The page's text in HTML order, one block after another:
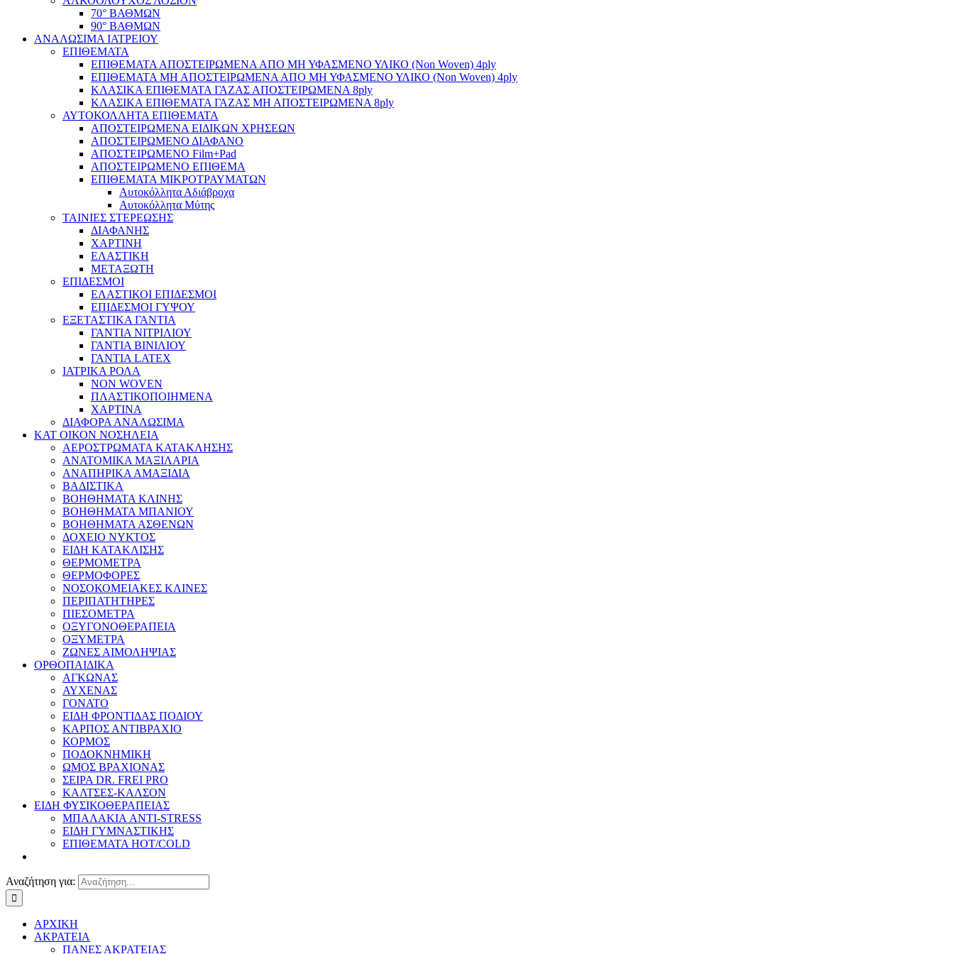
70° ΒΑΘΜΩΝ
90° ΒΑΘΜΩΝ
ΑΝΑΛΩΣΙΜΑ ΙΑΤΡΕΙΟΥ
ΕΠΙΘΕΜΑΤΑ
ΕΠΙΘΕΜΑΤΑ ΑΠΟΣΤΕΙΡΩΜΕΝΑ ΑΠΟ ΜΗ ΥΦΑΣΜΕΝΟ ΥΛΙΚΟ (Non Woven) 4ply
ΕΠΙΘΕΜΑΤΑ ΜΗ ΑΠΟΣΤΕΙΡΩΜΕΝΑ ΑΠΟ ΜΗ ΥΦΑΣΜΕΝΟ ΥΛΙΚΟ (Non Woven) 4ply
ΚΛΑΣΙΚΑ ΕΠΙΘΕΜΑΤΑ ΓΑΖΑΣ ΑΠΟΣΤΕΙΡΩΜΕΝΑ 8ply
ΚΛΑΣΙΚΑ ΕΠΙΘΕΜΑΤΑ ΓΑΖΑΣ ΜΗ ΑΠΟΣΤΕΙΡΩΜΕΝΑ 8ply
ΑΥΤΟΚΟΛΛΗΤΑ ΕΠΙΘΕΜΑΤΑ
ΑΠΟΣΤΕΙΡΩΜΕΝΑ ΕΙΔΙΚΩΝ ΧΡΗΣΕΩΝ
ΑΠΟΣΤΕΙΡΩΜΕΝΟ ΔΙΑΦΑΝΟ
ΑΠΟΣΤΕΙΡΩΜΕΝΟ Film+Pad
ΑΠΟΣΤΕΙΡΩΜΕΝΟ ΕΠΙΘΕΜΑ
ΕΠΙΘΕΜΑΤΑ ΜΙΚΡΟΤΡΑΥΜΑΤΩΝ
Αυτοκόλλητα Αδιάβροχα
Αυτοκόλλητα Μύτης
ΤΑΙΝΙΕΣ ΣΤΕΡΕΩΣΗΣ
ΔΙΑΦΑΝΗΣ
ΧΑΡΤΙΝΗ
ΕΛΑΣΤΙΚΗ
ΜΕΤΑΞΩΤΗ
ΕΠΙΔΕΣΜΟΙ
ΕΛΑΣΤΙΚΟΙ ΕΠΙΔΕΣΜΟΙ
ΕΠΙΔΕΣΜΟΙ ΓΥΨΟΥ
ΕΞΕΤΑΣΤΙΚΑ ΓΑΝΤΙΑ
ΓΑΝΤΙΑ ΝΙΤΡΙΛΙΟΥ
ΓΑΝΤΙΑ ΒΙΝΙΛΙΟΥ
ΓΑΝΤΙΑ LATEX
ΙΑΤΡΙΚΑ ΡΟΛΑ
NON WOVEN
ΠΛΑΣΤΙΚΟΠΟΙΗΜΕΝΑ
ΧΑΡΤΙΝΑ
ΔΙΑΦΟΡΑ ΑΝΑΛΩΣΙΜΑ
ΚΑΤ ΟΙΚΟΝ ΝΟΣΗΛΕΙΑ
ΑΕΡΟΣΤΡΩΜΑΤΑ ΚΑΤΑΚΛΗΣΗΣ
ΑΝΑΤΟΜΙΚΑ ΜΑΞΙΛΑΡΙΑ
ΑΝΑΠΗΡΙΚΑ ΑΜΑΞΙΔΙΑ
ΒΑΔΙΣΤΙΚΑ
ΒΟΗΘΗΜΑΤΑ ΚΛΙΝΗΣ
ΒΟΗΘΗΜΑΤΑ ΜΠΑΝΙΟΥ
ΒΟΗΘΗΜΑΤΑ ΑΣΘΕΝΩΝ
ΔΟΧΕΙΟ ΝΥΚΤΟΣ
ΕΙΔΗ ΚΑΤΑΚΛΙΣΗΣ
ΘΕΡΜΟΜΕΤΡΑ
ΘΕΡΜΟΦΟΡΕΣ
ΝΟΣΟΚΟΜΕΙΑΚΕΣ ΚΛΙΝΕΣ
ΠΕΡΙΠΑΤΗΤΗΡΕΣ
ΠΙΕΣΟΜΕΤΡΑ
ΟΞΥΓΟΝΟΘΕΡΑΠΕΙΑ
ΟΞΥΜΕΤΡΑ
ΖΩΝΕΣ ΑΙΜΟΛΗΨΙΑΣ
ΟΡΘΟΠΑΙΔΙΚΑ
ΑΓΚΩΝΑΣ
ΑΥΧΕΝΑΣ
ΓΟΝΑΤΟ
ΕΙΔΗ ΦΡΟΝΤΙΔΑΣ ΠΟΔΙΟΥ
ΚΑΡΠΟΣ ΑΝΤΙΒΡΑΧΙΟ
ΚΟΡΜΟΣ
ΠΟΔΟΚΝΗΜΙΚΗ
ΩΜΟΣ ΒΡΑΧΙΟΝΑΣ
ΣΕΙΡΑ DR. FREI PRO
ΚΑΛΤΣΕΣ-ΚΑΛΣΟΝ
ΕΙΔΗ ΦΥΣΙΚΟΘΕΡΑΠΕΙΑΣ
ΜΠΑΛΑΚΙΑ ANTI-STRESS
ΕΙΔΗ ΓΥΜΝΑΣΤΙΚΗΣ
ΕΠΙΘΕΜΑΤΑ HOT/COLD
Αναζήτηση για:
ΑΡΧΙΚΗ
ΑΚΡΑΤΕΙΑ
ΠΑΝΕΣ ΑΚΡΑΤΕΙΑΣ